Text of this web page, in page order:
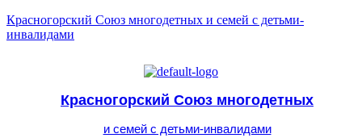
Красногорский Союз многодетных и семей с детьми-
инвалидами
Красногорский Союз многодетных
и семей с детьми-инвалидами